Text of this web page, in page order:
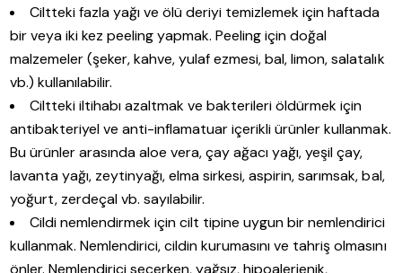
Ciltteki fazla yağı ve ölü deriyi temizlemek için haftada
bir veya iki kez peeling yapmak. Peeling için doğal
malzemeler (şeker, kahve, yulaf ezmesi, bal, limon, salatalık
vb.) kullanılabilir.
Ciltteki iltihabı azaltmak ve bakterileri öldürmek için
antibakteriyel ve anti-inflamatuar içerikli ürünler kullanmak.
Bu ürünler arasında aloe vera, çay ağacı yağı, yeşil çay,
lavanta yağı, zeytinyağı, elma sirkesi, aspirin, sarımsak, bal,
yoğurt, zerdeçal vb. sayılabilir.
Cildi nemlendirmek için cilt tipine uygun bir nemlendirici
kullanmak. Nemlendirici, cildin kurumasını ve tahriş olmasını
önler. Nemlendirici seçerken, yağsız, hipoalerjenik,